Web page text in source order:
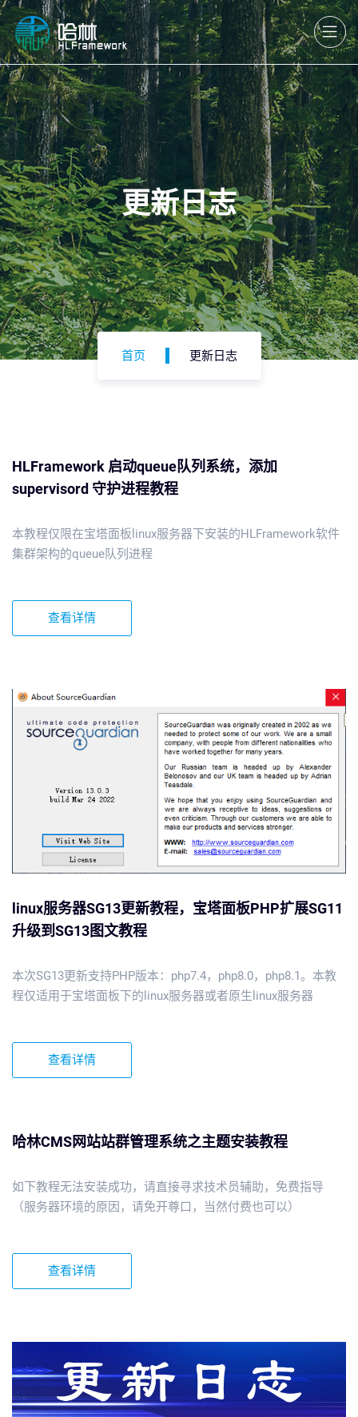
更新日志
首页 更新日志
HLFramework 启动queue队列系统，添加
supervisord 守护进程教程
本教程仅限在宝塔面板linux服务器下安装的HLFramework软件
集群架构的queue队列进程
查看详情
linux服务器SG13更新教程，宝塔面板PHP扩展SG11
升级到SG13图文教程
本次SG13更新支持PHP版本：php7.4，php8.0，php8.1。本教
程仅适用于宝塔面板下的linux服务器或者原生linux服务器
查看详情
哈林CMS网站站群管理系统之主题安装教程
如下教程无法安装成功，请直接寻求技术员辅助，免费指导
（服务器环境的原因，请免开尊口，当然付费也可以）
查看详情